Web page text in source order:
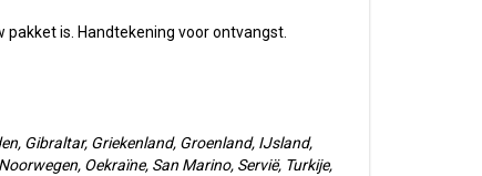
is. Handtekening voor ontvangst.
Gibraltar, Griekenland, Groenland, IJsland,
Oekraïne, San Marino, Servië, Turkije,